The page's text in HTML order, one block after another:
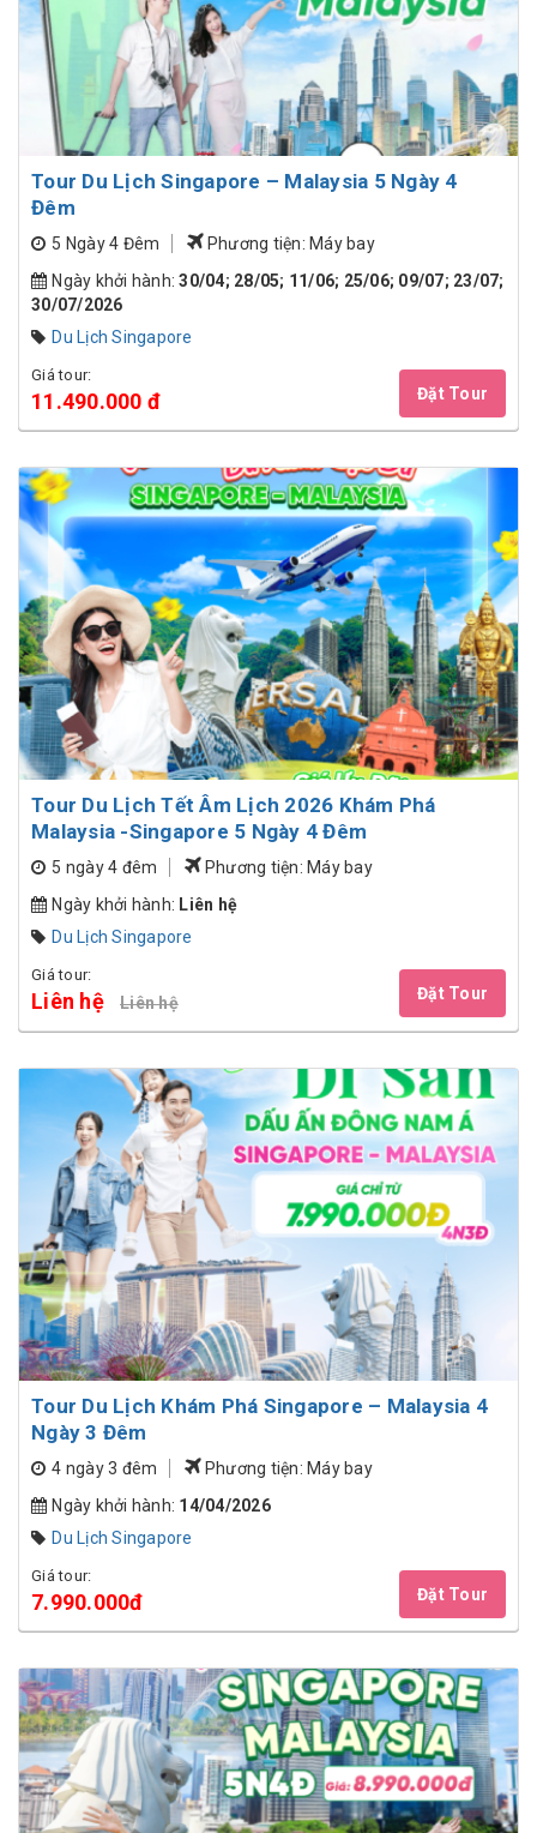
Tour Du Lịch Singapore – Malaysia 5 Ngày 4
Đêm
5 Ngày 4 Đêm
Phương tiện: Máy bay
Ngày khởi hành:30/04; 28/05; 11/06; 25/06; 09/07; 23/07;
30/07/2026
Du Lịch Singapore
Giá tour:
11.490.000 đ Đặt Tour
Tour Du Lịch Tết Âm Lịch 2026 Khám Phá
Malaysia -Singapore 5 Ngày 4 Đêm
5 ngày 4 đêm
Phương tiện: Máy bay
Ngày khởi hành: Liên hệ
Du Lịch Singapore
Giá tour:
Liên hệ Liên hệ Đặt Tour
Tour Du Lịch Khám Phá Singapore – Malaysia 4
Ngày 3 Đêm
4 ngày 3 đêm
Phương tiện: Máy bay
Ngày khởi hành: 14/04/2026
Du Lịch Singapore
Giá tour:
7.990.000đ Đặt Tour